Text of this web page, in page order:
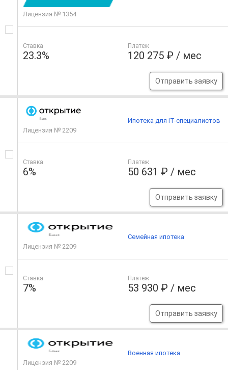
Лицензия № 1354
Ставка
23.3%
Платеж
120 275 ₽ / мес
Отправить заявку
Лицензия № 2209
Ставка
6%
Платеж
50 631 ₽ / мес
Отправить заявку
Ипотека для IT-специалистов
Лицензия № 2209
Ставка
7%
Платеж
53 930 ₽ / мес
Отправить заявку
Семейная ипотека
Лицензия № 2209
Военная ипотека